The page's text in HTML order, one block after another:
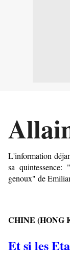
L'information
sa
genoux" de
CHINE (HONG
Et si les